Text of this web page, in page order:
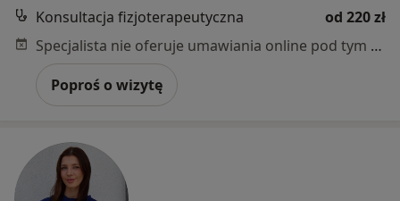
Konsultacja fizjoterapeutyczna
od 220 zł
Specjalista nie oferuje umawiania online pod tym adresem.
Poproś o wizytę